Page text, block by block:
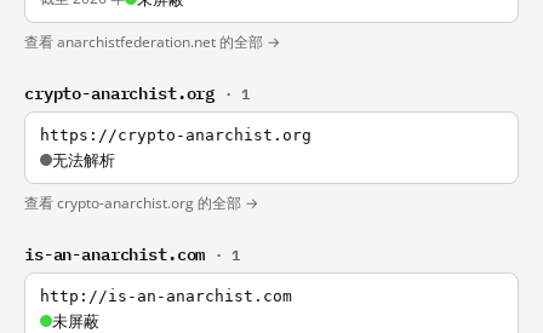
查看 anarchistfederation.net 的全部 →
crypto-anarchist.org · 1
https://crypto-anarchist.org
无法解析
查看 crypto-anarchist.org 的全部 →
is-an-anarchist.com · 1
http://is-an-anarchist.com
未屏蔽